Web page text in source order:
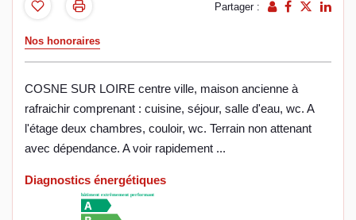
Partager :
Nos honoraires
COSNE SUR LOIRE centre ville, maison ancienne à
rafraichir comprenant : cuisine, séjour, salle d'eau, wc. A
l'étage deux chambres, couloir, wc. Terrain non attenant
avec dépendance. A voir rapidement ...
Diagnostics énergétiques